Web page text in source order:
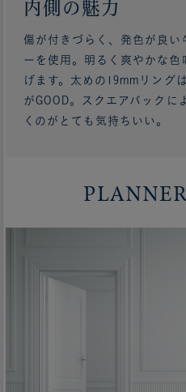
内側の魅力
傷が付きづらく、発色が良い
ーを使用。明るく爽やかな色
げます。太めの19mmリング
がGOOD。スクエアバックに
くのがとても気持ちいい。